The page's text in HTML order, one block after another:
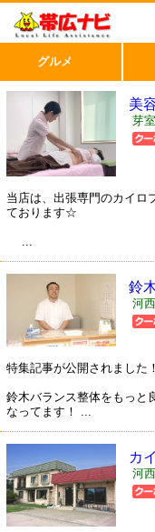
美
芽
当店は、出張専門のカイロ
ております☆
鈴
河
特集記事が公開されました！
鈴木バランス整体をもっと
なってます！ ...
カ
河
グルメ